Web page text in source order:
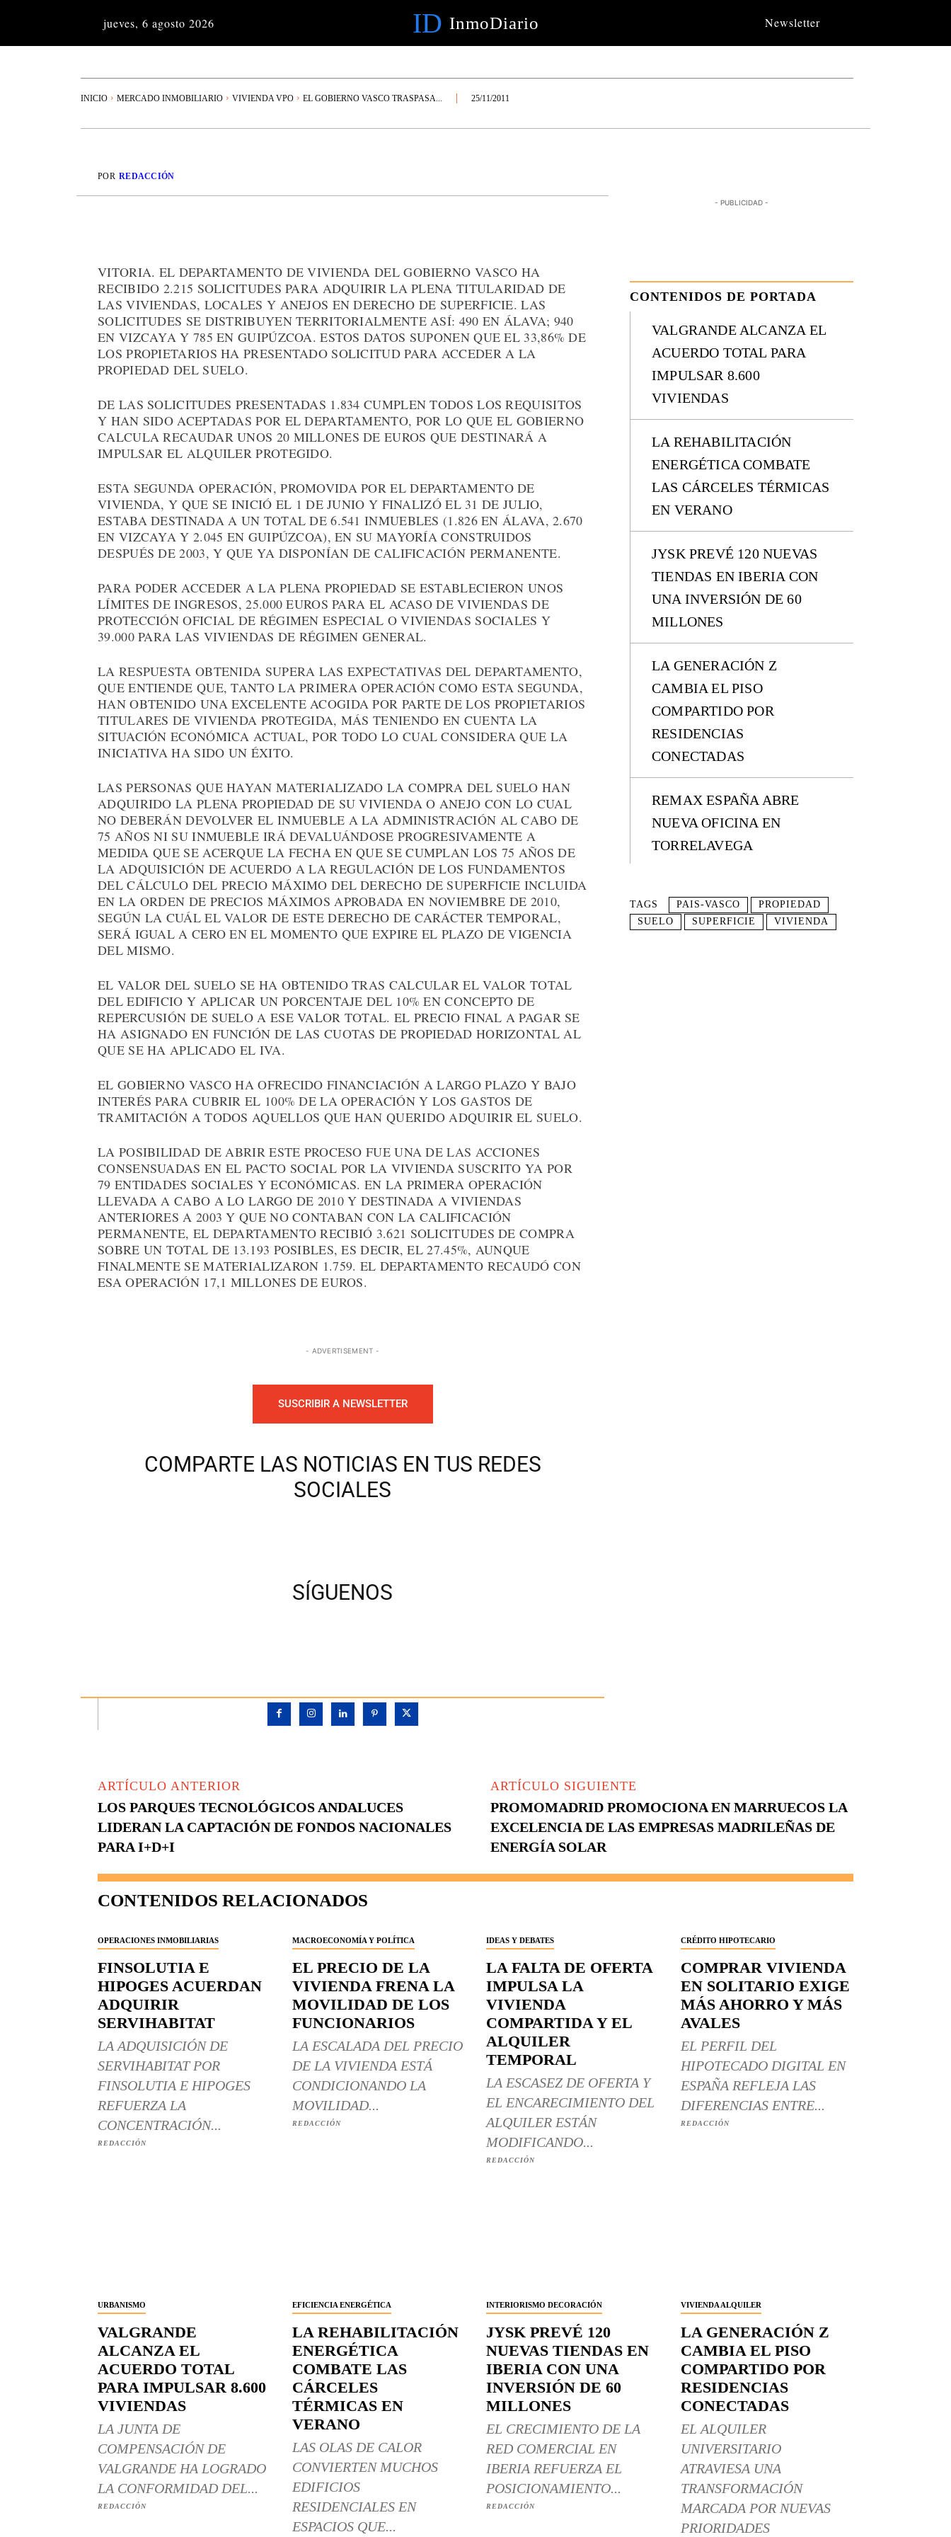
jueves, 6 agosto 2026 ID InmoDiario Newsletter
INICIO MERCADO INMOBILIARIO VIVIENDA VPO EL GOBIERNO VASCO TRASPASA... 25/11/2011
POR REDACCIÓN
VITORIA. EL DEPARTAMENTO DE VIVIENDA DEL GOBIERNO VASCO HA
RECIBIDO 2.215 SOLICITUDES PARA ADQUIRIR LA PLENA TITULARIDAD DE
LAS VIVIENDAS, LOCALES Y ANEJOS EN DERECHO DE SUPERFICIE. LAS
SOLICITUDES SE DISTRIBUYEN TERRITORIALMENTE ASÍ: 490 EN ÁLAVA; 940
EN VIZCAYA Y 785 EN GUIPÚZCOA. ESTOS DATOS SUPONEN QUE EL 33,86% DE
LOS PROPIETARIOS HA PRESENTADO SOLICITUD PARA ACCEDER A LA
PROPIEDAD DEL SUELO.
DE LAS SOLICITUDES PRESENTADAS 1.834 CUMPLEN TODOS LOS REQUISITOS
Y HAN SIDO ACEPTADAS POR EL DEPARTAMENTO, POR LO QUE EL GOBIERNO
CALCULA RECAUDAR UNOS 20 MILLONES DE EUROS QUE DESTINARÁ A
IMPULSAR EL ALQUILER PROTEGIDO.
ESTA SEGUNDA OPERACIÓN, PROMOVIDA POR EL DEPARTAMENTO DE
VIVIENDA, Y QUE SE INICIÓ EL 1 DE JUNIO Y FINALIZÓ EL 31 DE JULIO,
ESTABA DESTINADA A UN TOTAL DE 6.541 INMUEBLES (1.826 EN ÁLAVA, 2.670
EN VIZCAYA Y 2.045 EN GUIPÚZCOA), EN SU MAYORÍA CONSTRUIDOS
DESPUÉS DE 2003, Y QUE YA DISPONÍAN DE CALIFICACIÓN PERMANENTE.
PARA PODER ACCEDER A LA PLENA PROPIEDAD SE ESTABLECIERON UNOS
LÍMITES DE INGRESOS, 25.000 EUROS PARA EL ACASO DE VIVIENDAS DE
PROTECCIÓN OFICIAL DE RÉGIMEN ESPECIAL O VIVIENDAS SOCIALES Y
39.000 PARA LAS VIVIENDAS DE RÉGIMEN GENERAL.
LA RESPUESTA OBTENIDA SUPERA LAS EXPECTATIVAS DEL DEPARTAMENTO,
QUE ENTIENDE QUE, TANTO LA PRIMERA OPERACIÓN COMO ESTA SEGUNDA,
HAN OBTENIDO UNA EXCELENTE ACOGIDA POR PARTE DE LOS PROPIETARIOS
TITULARES DE VIVIENDA PROTEGIDA, MÁS TENIENDO EN CUENTA LA
SITUACIÓN ECONÓMICA ACTUAL, POR TODO LO CUAL CONSIDERA QUE LA
INICIATIVA HA SIDO UN ÉXITO.
LAS PERSONAS QUE HAYAN MATERIALIZADO LA COMPRA DEL SUELO HAN
ADQUIRIDO LA PLENA PROPIEDAD DE SU VIVIENDA O ANEJO CON LO CUAL
NO DEBERÁN DEVOLVER EL INMUEBLE A LA ADMINISTRACIÓN AL CABO DE
75 AÑOS NI SU INMUEBLE IRÁ DEVALUÁNDOSE PROGRESIVAMENTE A
MEDIDA QUE SE ACERQUE LA FECHA EN QUE SE CUMPLAN LOS 75 AÑOS DE
LA ADQUISICIÓN DE ACUERDO A LA REGULACIÓN DE LOS FUNDAMENTOS
DEL CÁLCULO DEL PRECIO MÁXIMO DEL DERECHO DE SUPERFICIE INCLUIDA
EN LA ORDEN DE PRECIOS MÁXIMOS APROBADA EN NOVIEMBRE DE 2010,
SEGÚN LA CUÁL EL VALOR DE ESTE DERECHO DE CARÁCTER TEMPORAL,
SERÁ IGUAL A CERO EN EL MOMENTO QUE EXPIRE EL PLAZO DE VIGENCIA
DEL MISMO.
EL VALOR DEL SUELO SE HA OBTENIDO TRAS CALCULAR EL VALOR TOTAL
DEL EDIFICIO Y APLICAR UN PORCENTAJE DEL 10% EN CONCEPTO DE
REPERCUSIÓN DE SUELO A ESE VALOR TOTAL. EL PRECIO FINAL A PAGAR SE
HA ASIGNADO EN FUNCIÓN DE LAS CUOTAS DE PROPIEDAD HORIZONTAL AL
QUE SE HA APLICADO EL IVA.
EL GOBIERNO VASCO HA OFRECIDO FINANCIACIÓN A LARGO PLAZO Y BAJO
INTERÉS PARA CUBRIR EL 100% DE LA OPERACIÓN Y LOS GASTOS DE
TRAMITACIÓN A TODOS AQUELLOS QUE HAN QUERIDO ADQUIRIR EL SUELO.
LA POSIBILIDAD DE ABRIR ESTE PROCESO FUE UNA DE LAS ACCIONES
CONSENSUADAS EN EL PACTO SOCIAL POR LA VIVIENDA SUSCRITO YA POR
79 ENTIDADES SOCIALES Y ECONÓMICAS. EN LA PRIMERA OPERACIÓN
LLEVADA A CABO A LO LARGO DE 2010 Y DESTINADA A VIVIENDAS
ANTERIORES A 2003 Y QUE NO CONTABAN CON LA CALIFICACIÓN
PERMANENTE, EL DEPARTAMENTO RECIBIÓ 3.621 SOLICITUDES DE COMPRA
SOBRE UN TOTAL DE 13.193 POSIBLES, ES DECIR, EL 27.45%, AUNQUE
FINALMENTE SE MATERIALIZARON 1.759. EL DEPARTAMENTO RECAUDÓ CON
ESA OPERACIÓN 17,1 MILLONES DE EUROS.
- ADVERTISEMENT -
SUSCRIBIR A NEWSLETTER
COMPARTE LAS NOTICIAS EN TUS REDES
SOCIALES
SÍGUENOS
- PUBLICIDAD -
CONTENIDOS DE PORTADA
VALGRANDE ALCANZA EL
ACUERDO TOTAL PARA
IMPULSAR 8.600
VIVIENDAS
LA REHABILITACIÓN
ENERGÉTICA COMBATE
LAS CÁRCELES TÉRMICAS
EN VERANO
JYSK PREVÉ 120 NUEVAS
TIENDAS EN IBERIA CON
UNA INVERSIÓN DE 60
MILLONES
LA GENERACIÓN Z
CAMBIA EL PISO
COMPARTIDO POR
RESIDENCIAS
CONECTADAS
REMAX ESPAÑA ABRE
NUEVA OFICINA EN
TORRELAVEGA
TAGS PAIS-VASCO
PROPIEDAD
SUELO
SUPERFICIE VIVIENDA
ARTÍCULO ANTERIOR
LOS PARQUES TECNOLÓGICOS ANDALUCES
LIDERAN LA CAPTACIÓN DE FONDOS NACIONALES
PARA I+D+I
ARTÍCULO SIGUIENTE
PROMOMADRID PROMOCIONA EN MARRUECOS LA
EXCELENCIA DE LAS EMPRESAS MADRILEÑAS DE
ENERGÍA SOLAR
CONTENIDOS RELACIONADOS
OPERACIONES INMOBILIARIAS
FINSOLUTIA E
HIPOGES ACUERDAN
ADQUIRIR
SERVIHABITAT
LA ADQUISICIÓN DE
SERVIHABITAT POR
FINSOLUTIA E HIPOGES
REFUERZA LA
CONCENTRACIÓN...
REDACCIÓN
MACROECONOMÍA Y POLÍTICA
EL PRECIO DE LA
VIVIENDA FRENA LA
MOVILIDAD DE LOS
FUNCIONARIOS
LA ESCALADA DEL PRECIO
DE LA VIVIENDA ESTÁ
CONDICIONANDO LA
MOVILIDAD...
REDACCIÓN
IDEAS Y DEBATES
LA FALTA DE OFERTA
IMPULSA LA
VIVIENDA
COMPARTIDA Y EL
ALQUILER
TEMPORAL
LA ESCASEZ DE OFERTA Y
EL ENCARECIMIENTO DEL
ALQUILER ESTÁN
MODIFICANDO...
REDACCIÓN
CRÉDITO HIPOTECARIO
COMPRAR VIVIENDA
EN SOLITARIO EXIGE
MÁS AHORRO Y MÁS
AVALES
EL PERFIL DEL
HIPOTECADO DIGITAL EN
ESPAÑA REFLEJA LAS
DIFERENCIAS ENTRE...
REDACCIÓN
URBANISMO
VALGRANDE
ALCANZA EL
ACUERDO TOTAL
PARA IMPULSAR 8.600
VIVIENDAS
LA JUNTA DE
COMPENSACIÓN DE
VALGRANDE HA LOGRADO
LA CONFORMIDAD DEL...
REDACCIÓN
EFICIENCIA ENERGÉTICA
LA REHABILITACIÓN
ENERGÉTICA
COMBATE LAS
CÁRCELES
TÉRMICAS EN
VERANO
LAS OLAS DE CALOR
CONVIERTEN MUCHOS
EDIFICIOS
RESIDENCIALES EN
ESPACIOS QUE...
INTERIORISMO DECORACIÓN
JYSK PREVÉ 120
NUEVAS TIENDAS EN
IBERIA CON UNA
INVERSIÓN DE 60
MILLONES
EL CRECIMIENTO DE LA
RED COMERCIAL EN
IBERIA REFUERZA EL
POSICIONAMIENTO...
REDACCIÓN
VIVIENDA ALQUILER
LA GENERACIÓN Z
CAMBIA EL PISO
COMPARTIDO POR
RESIDENCIAS
CONECTADAS
EL ALQUILER
UNIVERSITARIO
ATRAVIESA UNA
TRANSFORMACIÓN
MARCADA POR NUEVAS
PRIORIDADES